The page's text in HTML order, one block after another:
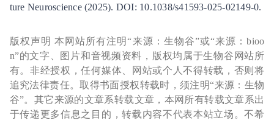
ture Neuroscience (2025). DOI: 10.1038/s41593-025-02149-0.
版权声明 本网站所有注明“来源：生物谷”或“来源：bioo
n”的文字、图片和音视频资料，版权均属于生物谷网站所
有。非经授权，任何媒体、网站或个人不得转载，否则将
追究法律责任。取得书面授权转载时，须注明“来源：生物
谷”。其它来源的文章系转载文章，本网所有转载文章系出
于传递更多信息之目的，转载内容不代表本站立场。不希